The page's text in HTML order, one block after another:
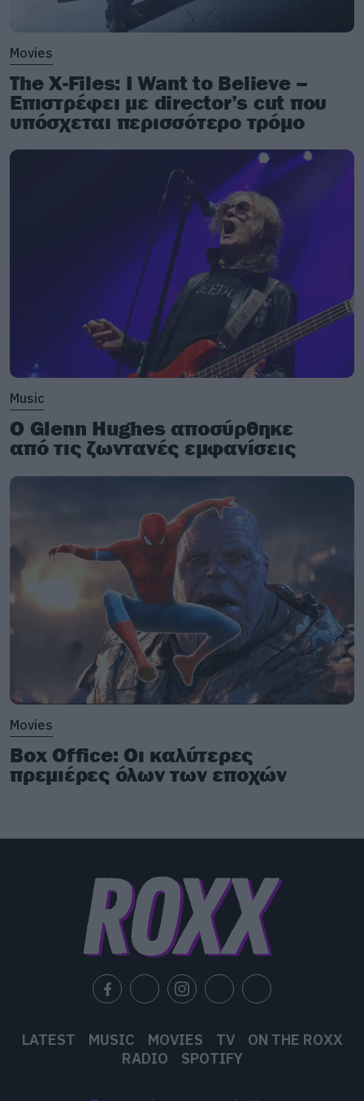
.
Movies
The X-Files: I Want to Believe –
Επιστρέφει με director’s cut που
υπόσχεται περισσότερο τρόμο
Music
Ο Glenn Hughes αποσύρθηκε
από τις ζωντανές εμφανίσεις
Movies
Box Office: Οι καλύτερες
πρεμιέρες όλων των εποχών
LATEST MUSIC MOVIES TV
ON THE ROXX
RADIO
SPOTIFY